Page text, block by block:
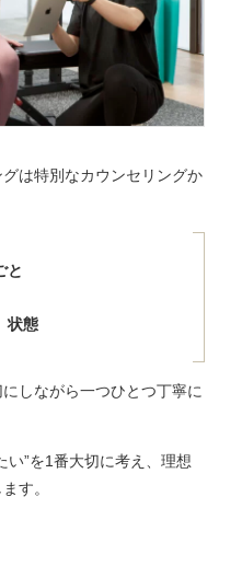
は特別なカウンセリングか
と
状態
しながら一つひとつ丁寧に
い”を1番大切に考え、理想
す。